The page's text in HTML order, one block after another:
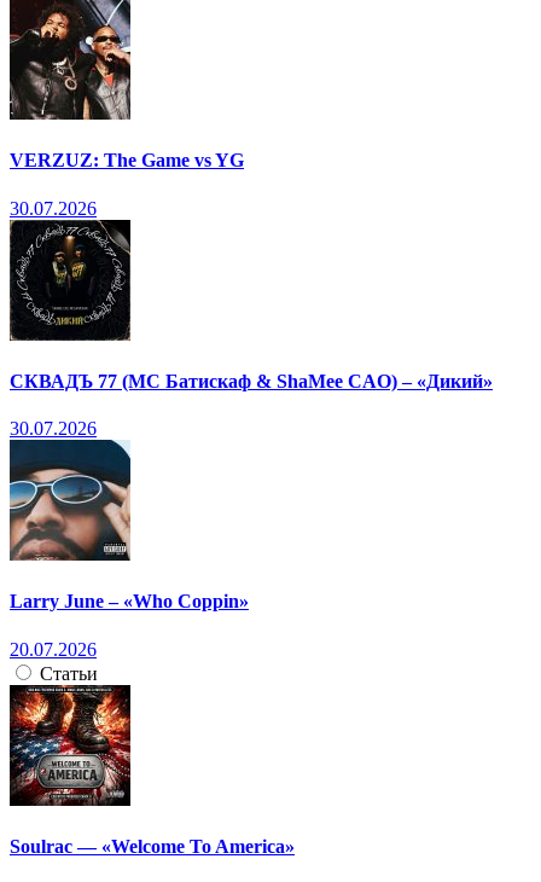
VERZUZ: The Game vs YG
30.07.2026
СКВАДЪ 77 (МС Батискаф & ShaMee CAO) – «Дикий»
30.07.2026
Larry June – «Who Coppin»
20.07.2026
Статьи
Soulrac — «Welcome To America»